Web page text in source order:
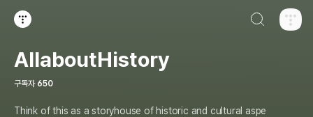
AllaboutHistory
구독자 650
Think of this as a storyhouse of historic and cultural aspe